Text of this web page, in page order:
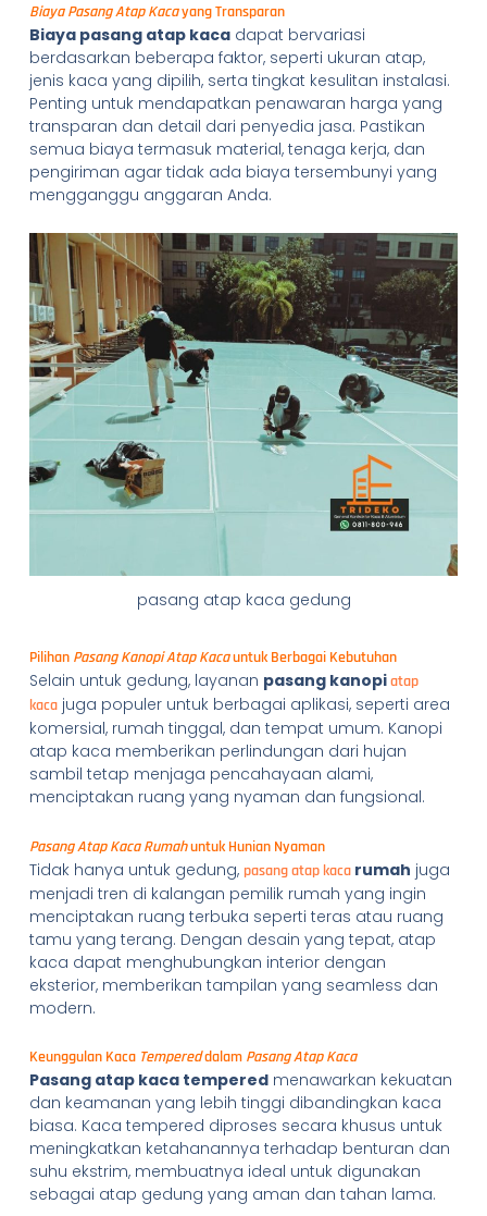
Biaya Pasang Atap Kacayang Transparan
Biaya pasang atap kacadapat bervariasi
berdasarkan beberapa faktor, seperti ukuran atap,
jenis kaca yang dipilih, serta tingkat kesulitan instalasi.
Penting untuk mendapatkan penawaran harga yang
transparan dan detail dari penyedia jasa. Pastikan
semua biaya termasuk material, tenaga kerja, dan
pengiriman agar tidak ada biaya tersembunyi yang
mengganggu anggaran Anda.
pasang atap kaca gedung
Pilihan Pasang Kanopi Atap Kacauntuk Berbagai Kebutuhan
Selain untuk gedung, layanan pasang kanopiatap
kacajuga populer untuk berbagai aplikasi, seperti area
komersial, rumah tinggal, dan tempat umum. Kanopi
atap kaca memberikan perlindungan dari hujan
sambil tetap menjaga pencahayaan alami,
menciptakan ruang yang nyaman dan fungsional.
Pasang Atap Kaca Rumahuntuk Hunian Nyaman
Tidak hanya untuk gedung, pasang atap kacarumah juga
menjadi tren di kalangan pemilik rumah yang ingin
menciptakan ruang terbuka seperti teras atau ruang
tamu yang terang. Dengan desain yang tepat, atap
kaca dapat menghubungkan interior dengan
eksterior, memberikan tampilan yang seamless dan
modern.
Keunggulan Kaca Tempereddalam Pasang Atap Kaca
Pasang atap kaca temperedmenawarkan kekuatan
dan keamanan yang lebih tinggi dibandingkan kaca
biasa. Kaca tempered diproses secara khusus untuk
meningkatkan ketahanannya terhadap benturan dan
suhu ekstrim, membuatnya ideal untuk digunakan
sebagai atap gedung yang aman dan tahan lama.